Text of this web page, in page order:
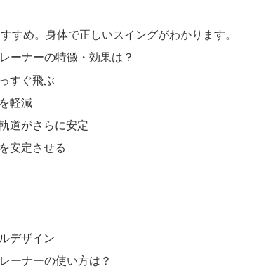
すめ。身体で正しいスイングがわかります。
ーナーの特徴・効果は？
すぐ飛ぶ
軽減
道がさらに安定
安定させる
デザイン
ーナーの使い方は？